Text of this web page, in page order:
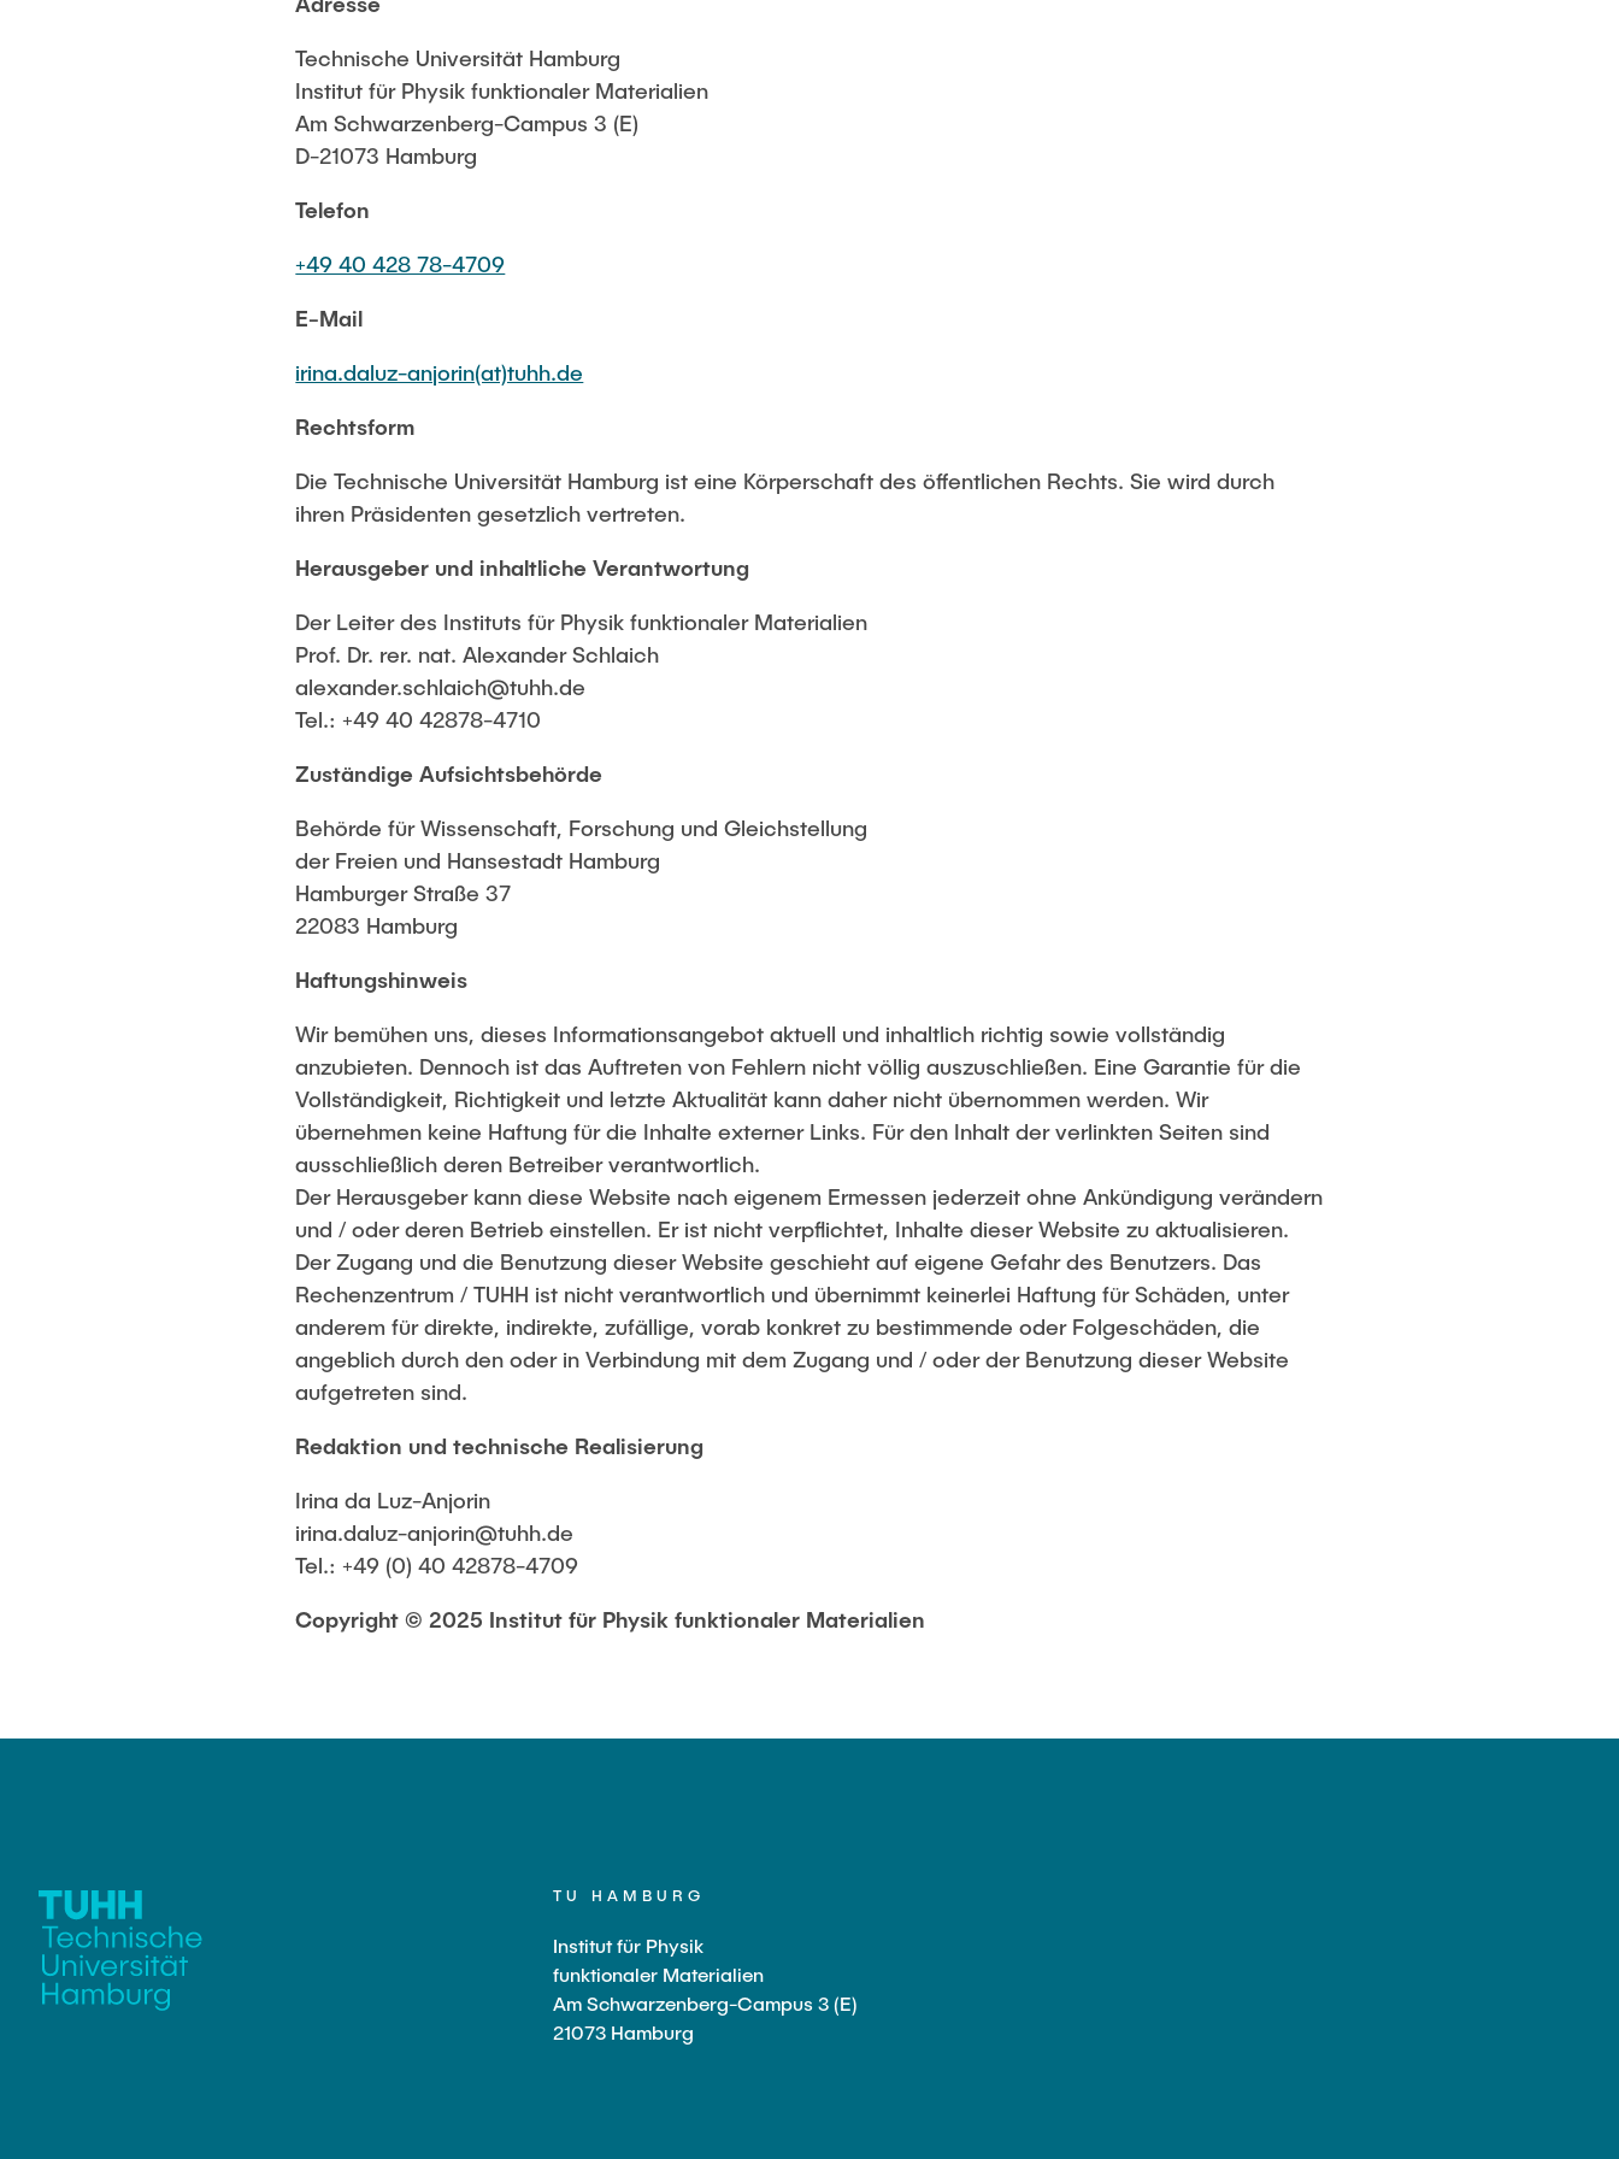
Technische Universität Hamburg
Institut für Physik funktionaler Materialien
Am Schwarzenberg-Campus 3 (E)
D-21073 Hamburg
Telefon
+49 40 428 78-4709
E-Mail
irina.daluz-anjorin(at)tuhh.de
Rechtsform
Die Technische Universität Hamburg ist eine Körperschaft des öffentlichen Rechts. Sie wird durch
ihren Präsidenten gesetzlich vertreten.
Herausgeber und inhaltliche Verantwortung
Der Leiter des Instituts für Physik funktionaler Materialien
Prof. Dr. rer. nat. Alexander Schlaich
alexander.schlaich@tuhh.de
Tel.: +49 40 42878-4710
Zuständige Aufsichtsbehörde
Behörde für Wissenschaft, Forschung und Gleichstellung
der Freien und Hansestadt Hamburg
Hamburger Straße 37
22083 Hamburg
Haftungshinweis
Wir bemühen uns, dieses Informationsangebot aktuell und inhaltlich richtig sowie vollständig
anzubieten. Dennoch ist das Auftreten von Fehlern nicht völlig auszuschließen. Eine Garantie für die
Vollständigkeit, Richtigkeit und letzte Aktualität kann daher nicht übernommen werden. Wir
übernehmen keine Haftung für die Inhalte externer Links. Für den Inhalt der verlinkten Seiten sind
ausschließlich deren Betreiber verantwortlich.
Der Herausgeber kann diese Website nach eigenem Ermessen jederzeit ohne Ankündigung verändern
und / oder deren Betrieb einstellen. Er ist nicht verpflichtet, Inhalte dieser Website zu aktualisieren.
Der Zugang und die Benutzung dieser Website geschieht auf eigene Gefahr des Benutzers. Das
Rechenzentrum / TUHH ist nicht verantwortlich und übernimmt keinerlei Haftung für Schäden, unter
anderem für direkte, indirekte, zufällige, vorab konkret zu bestimmende oder Folgeschäden, die
angeblich durch den oder in Verbindung mit dem Zugang und / oder der Benutzung dieser Website
aufgetreten sind.
Redaktion und technische Realisierung
Irina da Luz-Anjorin
irina.daluz-anjorin@tuhh.de
Tel.: +49 (0) 40 42878-4709
Copyright © 2025 Institut für Physik funktionaler Materialien
TU HAMBURG
Institut für Physik
funktionaler Materialien
Am Schwarzenberg-Campus 3 (E)
21073 Hamburg